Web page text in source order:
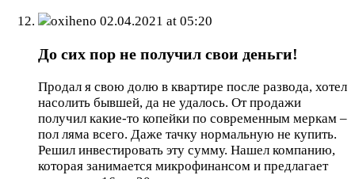
oxiheno 02.04.2021 at 05:20
До сих пор не получил свои деньги!
Продал я свою долю в квартире после развода, хотел
насолить бывшей, да не удалось. От продажи
получил какие-то копейки по современным меркам –
пол ляма всего. Даже тачку нормальную не купить.
Решил инвестировать эту сумму. Нашел компанию,
которая занимается микрофинансом и предлагает